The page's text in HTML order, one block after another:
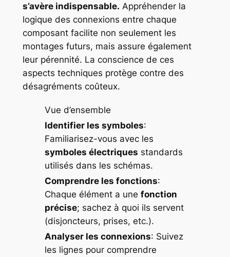
s’avère indispensable. Appréhender la
logique des connexions entre chaque
composant facilite non seulement les
montages futurs, mais assure également
leur pérennité. La conscience de ces
aspects techniques protège contre des
désagréments coûteux.
Vue d’ensemble
Identifier les symboles:
Familiarisez-vous avec les
symboles électriques standards
utilisés dans les schémas.
Comprendre les fonctions:
Chaque élément a une fonction
précise; sachez à quoi ils servent
(disjoncteurs, prises, etc.).
Analyser les connexions: Suivez
les lignes pour comprendre